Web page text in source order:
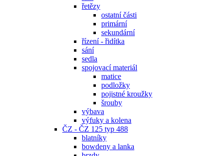
řetězy
ostatní části
primární
sekundární
řízení - řidítka
sání
sedla
spojovací materiál
matice
podložky
pojistné kroužky
šrouby
výbava
výfuky a kolena
ČZ - ČZ 125 typ 488
blatníky
bowdeny a lanka